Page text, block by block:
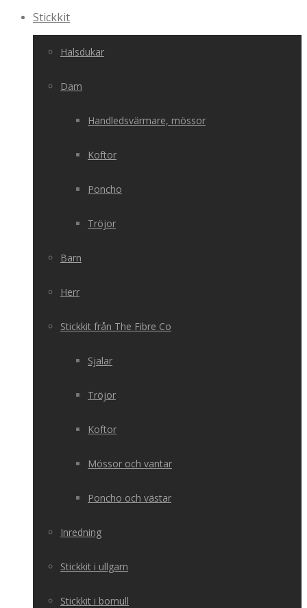
Stickkit
Halsdukar
Dam
Handledsvärmare, mössor
Koftor
Poncho
Tröjor
Barn
Herr
Stickkit från The Fibre Co
Sjalar
Tröjor
Koftor
Mössor och vantar
Poncho och västar
Inredning
Stickkit i ullgarn
Stickkit i bomull